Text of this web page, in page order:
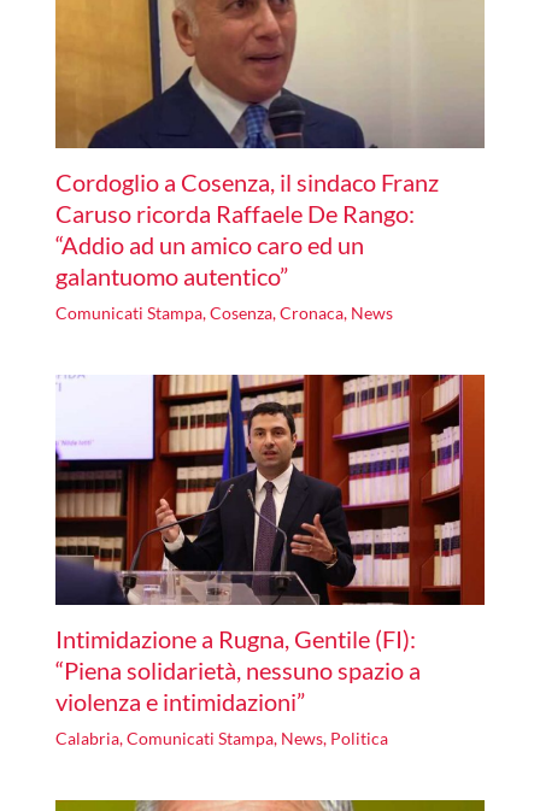
Cordoglio a Cosenza, il sindaco Franz
Caruso ricorda Raffaele De Rango:
“Addio ad un amico caro ed un
galantuomo autentico”
Comunicati Stampa,Cosenza,Cronaca, News
Intimidazione a Rugna, Gentile (FI):
“Piena solidarietà, nessuno spazio a
violenza e intimidazioni”
Calabria,Comunicati Stampa, News, Politica